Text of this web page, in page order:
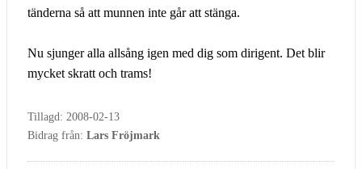
tänderna så att munnen inte går att stänga.
Nu sjunger alla allsång igen med dig som dirigent. Det blir
mycket skratt och trams!
Tillagd: 2008-02-13
Bidrag från: Lars Fröjmark